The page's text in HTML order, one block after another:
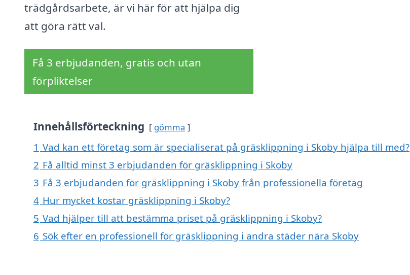
trädgårdsarbete, är vi här för att hjälpa dig
att göra rätt val.
Få 3 erbjudanden, gratis och utan
förpliktelser
Innehållsförteckning gömma
1 Vad kan ett företag som är specialiserat på gräsklippning i Skoby hjälpa till med?
2 Få alltid minst 3 erbjudanden för gräsklippning i Skoby
3 Få 3 erbjudanden för gräsklippning i Skoby från professionella företag
4 Hur mycket kostar gräsklippning i Skoby?
5 Vad hjälper till att bestämma priset på gräsklippning i Skoby?
6 Sök efter en professionell för gräsklippning i andra städer nära Skoby